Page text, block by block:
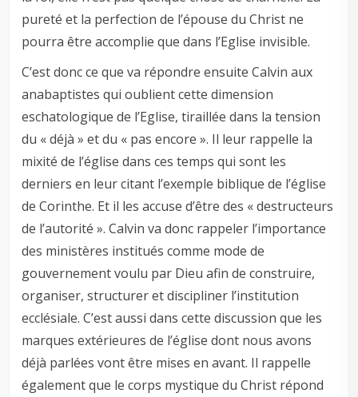
pureté et la perfection de l’épouse du Christ ne
pourra être accomplie que dans l’Eglise invisible.
C’est donc ce que va répondre ensuite Calvin aux
anabaptistes qui oublient cette dimension
eschatologique de l’Eglise, tiraillée dans la tension
du « déjà » et du « pas encore ». Il leur rappelle la
mixité de l’église dans ces temps qui sont les
derniers en leur citant l’exemple biblique de l’église
de Corinthe. Et il les accuse d’être des « destructeurs
de l’autorité ». Calvin va donc rappeler l’importance
des ministères institués comme mode de
gouvernement voulu par Dieu afin de construire,
organiser, structurer et discipliner l’institution
ecclésiale. C’est aussi dans cette discussion que les
marques extérieures de l’église dont nous avons
déjà parlées vont être mises en avant. Il rappelle
également que le corps mystique du Christ répond